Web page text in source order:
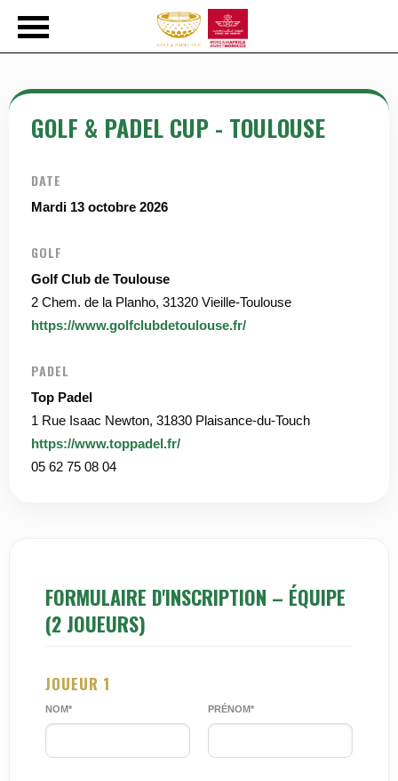
GOLF & PADEL CUP - TOULOUSE
DATE
Mardi 13 octobre 2026
GOLF
Golf Club de Toulouse
2 Chem. de la Planho, 31320 Vieille-Toulouse
https://www.golfclubdetoulouse.fr/
PADEL
Top Padel
1 Rue Isaac Newton, 31830 Plaisance-du-Touch
https://www.toppadel.fr/
05 62 75 08 04
FORMULAIRE D'INSCRIPTION – ÉQUIPE
(2 JOUEURS)
JOUEUR 1
NOM* PRÉNOM*